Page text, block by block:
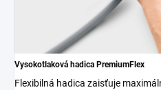
Vysokotlaková hadica PremiumFlex
Flexibilná hadica zaisťuje